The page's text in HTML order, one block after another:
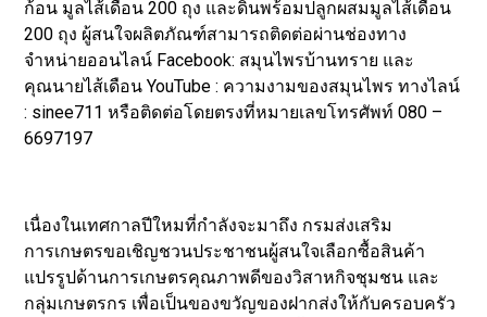
ก้อน มูลไส้เดือน 200 ถุง และดินพร้อมปลูกผสมมูลไส้เดือน
200 ถุง ผู้สนใจผลิตภัณฑ์สามารถติดต่อผ่านช่องทาง
จำหน่ายออนไลน์ Facebook: สมุนไพรบ้านทราย และ
คุณนายไส้เดือน YouTube : ความงามของสมุนไพร ทางไลน์
: sinee711 หรือติดต่อโดยตรงที่หมายเลขโทรศัพท์ 080 –
6697197
เนื่องในเทศกาลปีใหมที่กำลังจะมาถึง กรมส่งเสริม
การเกษตรขอเชิญชวนประชาชนผู้สนใจเลือกซื้อสินค้า
แปรรูปด้านการเกษตรคุณภาพดีของวิสาหกิจชุมชน และ
กลุ่มเกษตรกร เพื่อเป็นของขวัญของฝากส่งให้กับครอบครัว